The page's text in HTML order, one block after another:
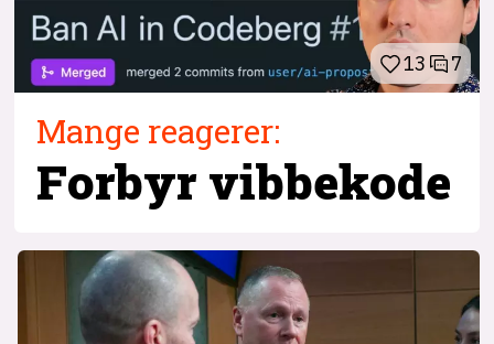
13 7
Mange reagerer:
Forbyr vibbekode